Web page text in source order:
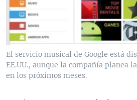
VENEZUELA
BRASIL
NICARAGUA
ECONOMÍA
ENTRETENIMIENTO Y CULTURA
DEPORTES
CIENCIA Y SALUD
MULTIMEDIA
VIDEOS
AUDIOS
PROGRAMAS TV
EL MUNDO AL DÍA
FORO INTERAMERICANO
VISIÓN 360
RADIO
AVANCE INFORMATIVO
AUDIONOTICIAS
DIRECT
DOCUMENTALES DE LA VOA
El servicio musical de Google está
EE.UU., aunque la compañía planea
en los próximos meses.